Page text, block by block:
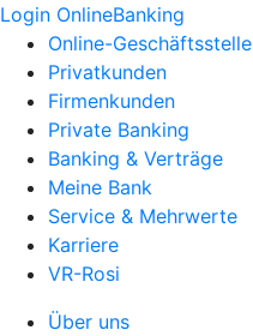
Login OnlineBanking
Online-Geschäftsstelle
Privatkunden
Firmenkunden
Private Banking
Banking & Verträge
Meine Bank
Service & Mehrwerte
Karriere
VR-Rosi
Über uns